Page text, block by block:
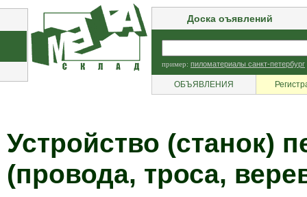
Доска оъявлений
пример: пиломатериалы санкт-петербург
ОБЪЯВЛЕНИЯ
Устройство (станок)
(провода, троса,